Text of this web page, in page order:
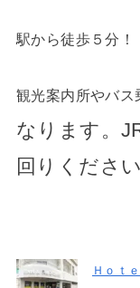
駅から徒歩５分！
観光案内所やバス
なります。
回りくださ
Ｈｏｔ